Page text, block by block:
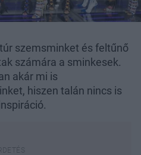
szemsminket és feltűnő
számára a sminkesek.
akár mi is
hiszen talán nincs is